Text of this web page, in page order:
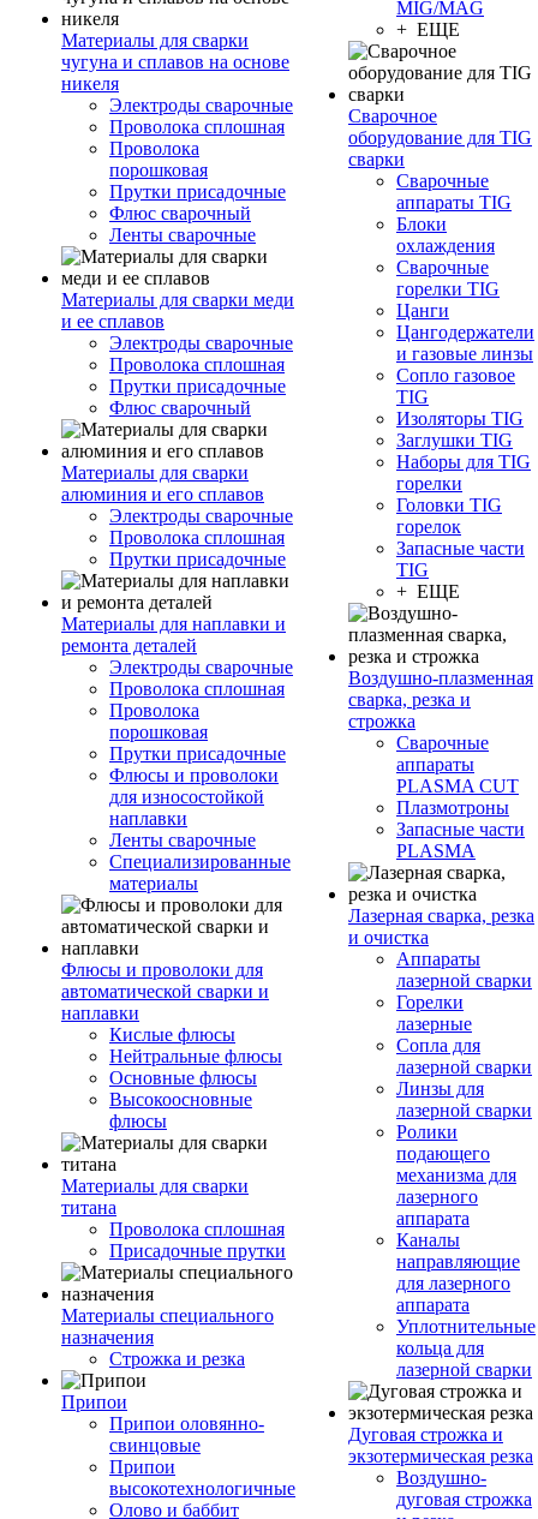
Материалы для сварки
чугуна и сплавов на основе
никеля
Электроды сварочные
Проволока сплошная
Проволока
порошковая
Прутки присадочные
Флюс сварочный
Ленты сварочные
Материалы для сварки меди
и ее сплавов
Электроды сварочные
Проволока сплошная
Прутки присадочные
Флюс сварочный
Материалы для сварки
алюминия и его сплавов
Электроды сварочные
Проволока сплошная
Прутки присадочные
Материалы для наплавки и
ремонта деталей
Электроды сварочные
Проволока сплошная
Проволока
порошковая
Прутки присадочные
Флюсы и проволоки
для износостойкой
наплавки
Ленты сварочные
Специализированные
материалы
Флюсы и проволоки для
автоматической сварки и
наплавки
Кислые флюсы
Нейтральные флюсы
Основные флюсы
Высокоосновные
флюсы
Материалы для сварки
титана
Проволока сплошная
Присадочные прутки
Материалы специального
назначения
Строжка и резка
Припои
Припои оловянно-
свинцовые
Припои
высокотехнологичные
Олово и баббит
MIG/MAG
+ ЕЩЕ
Сварочное
оборудование для TIG
сварки
Сварочные
аппараты TIG
Блоки
охлаждения
Сварочные
горелки TIG
Цанги
Цангодержатели
и газовые линзы
Сопло газовое
TIG
Изоляторы TIG
Заглушки TIG
Наборы для TIG
горелки
Головки TIG
горелок
Запасные части
TIG
+ ЕЩЕ
Воздушно-плазменная
сварка, резка и
строжка
Сварочные
аппараты
PLASMA CUT
Плазмотроны
Запасные части
PLASMA
Лазерная сварка, резка
и очистка
Аппараты
лазерной сварки
Горелки
лазерные
Сопла для
лазерной сварки
Линзы для
лазерной сварки
Ролики
подающего
механизма для
лазерного
аппарата
Каналы
направляющие
для лазерного
аппарата
Уплотнительные
кольца для
лазерной сварки
Дуговая строжка и
экзотермическая резка
Воздушно-
дуговая строжка